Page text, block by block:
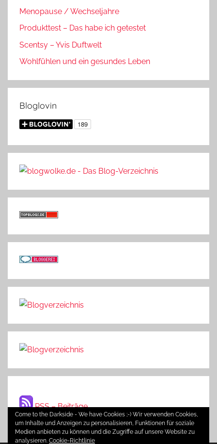
Menopause / Wechseljahre
Produkttest – Das habe ich getestet
Scentsy – Yvis Duftwelt
Wohlfühlen und ein gesundes Leben
Bloglovin
RSS – Beiträge
Come to the Darkside - We have Cookies ;-) Wir verwenden Cookies,
um Inhalte und Anzeigen zu personalisieren, Funktionen für soziale
Medien anbieten zu können und die Zugriffe auf unsere Website zu
analysieren. Cookie-Richtlinie